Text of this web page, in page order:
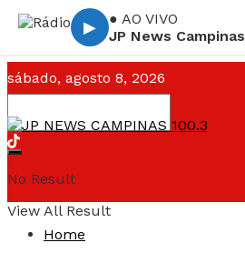
▶
● AO VIVO
JP News Campinas
sábado, agosto 8, 2026
No Result
View All Result
Home